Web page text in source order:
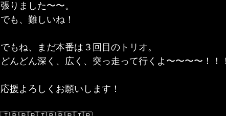
張りました〜〜。
でも、難しいね！
でもね、まだ本番は３回目のトリオ。
どんどん深く、広く、突っ走って行くよ〜〜〜〜！！！
応援よろしくお願いします！